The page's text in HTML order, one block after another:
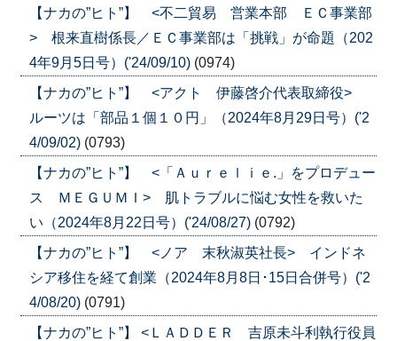
【ナカの”ヒト”】 <不二貿易 営業本部 ＥＣ事業部
> 根来直樹係長／ＥＣ事業部は「挑戦」が命題（202
4年9月5日号）('24/09/10) (0974)
【ナカの”ヒト”】 <アクト 伊藤啓介代表取締役>
ルーツは「部品１個１０円」（2024年8月29日号）('2
4/09/02) (0793)
【ナカの”ヒト”】 <「Ａｕｒｅｌｉｅ.」をプロデュー
ス ＭＥＧＵＭＩ> 肌トラブルに悩む女性を救いた
い（2024年8月22日号）('24/08/27) (0792)
【ナカの”ヒト”】 <ノア 末秋淑英社長> インドネ
シア移住を経て創業（2024年8月8日･15日合併号）('2
4/08/20) (0791)
【ナカの”ヒト”】 <ＬＡＤＤＥＲ 吉原未斗利執行役員